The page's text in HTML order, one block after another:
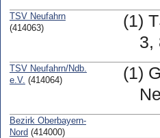
TSV Neufahrn
(414063)
(1)
3,
TSV Neufahrn/Ndb.
e.V. (414064)
(1)
Bezirk Oberbayern-
Nord (414000)